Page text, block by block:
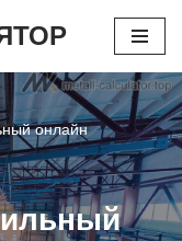
онлайн